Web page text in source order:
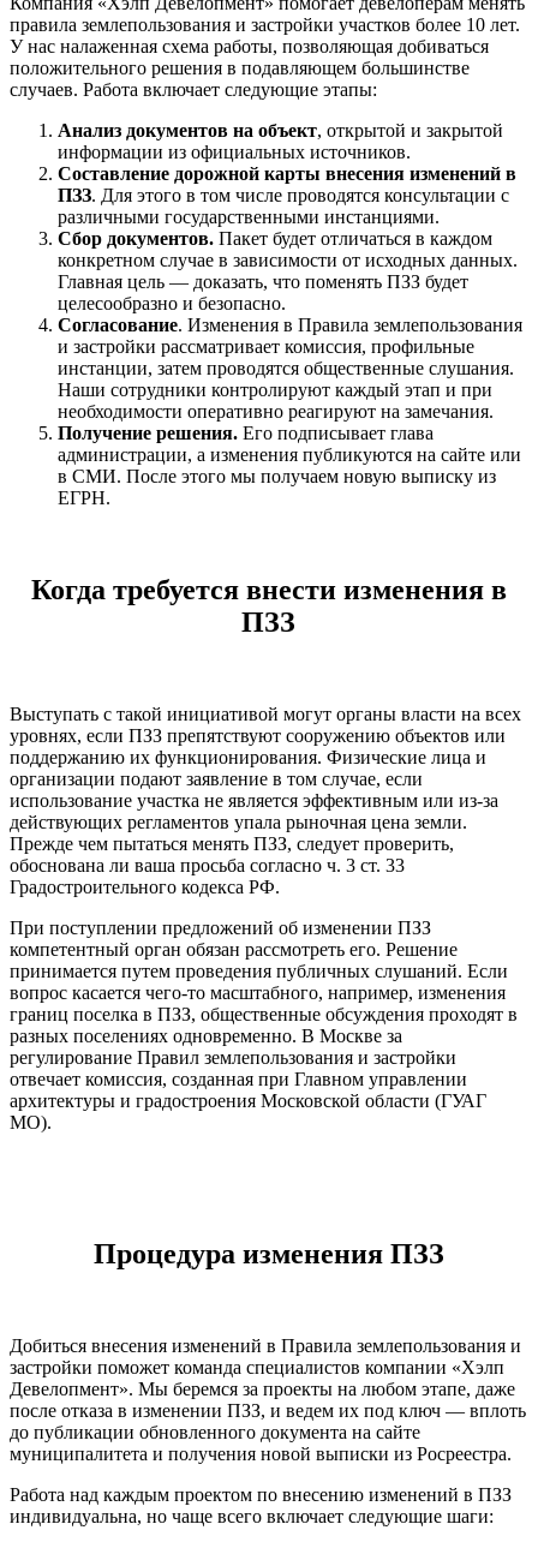
правила землепользования и застройки участков более 10 лет.
У нас налаженная схема работы, позволяющая добиваться
положительного решения в подавляющем большинстве
случаев. Работа включает следующие этапы:
Анализ документов на объект, открытой и закрытой
информации из официальных источников.
Составление дорожной карты внесения изменений в
ПЗЗ. Для этого в том числе проводятся консультации с
различными государственными инстанциями.
Сбор документов. Пакет будет отличаться в каждом
конкретном случае в зависимости от исходных данных.
Главная цель — доказать, что поменять ПЗЗ будет
целесообразно и безопасно.
Согласование. Изменения в Правила землепользования
и застройки рассматривает комиссия, профильные
инстанции, затем проводятся общественные слушания.
Наши сотрудники контролируют каждый этап и при
необходимости оперативно реагируют на замечания.
Получение решения. Его подписывает глава
администрации, а изменения публикуются на сайте или
в СМИ. После этого мы получаем новую выписку из
ЕГРН.
Когда требуется внести изменения в
ПЗЗ
Выступать с такой инициативой могут органы власти на всех
уровнях, если ПЗЗ препятствуют сооружению объектов или
поддержанию их функционирования. Физические лица и
организации подают заявление в том случае, если
использование участка не является эффективным или из-за
действующих регламентов упала рыночная цена земли.
Прежде чем пытаться менять ПЗЗ, следует проверить,
обоснована ли ваша просьба согласно ч. 3 ст. 33
Градостроительного кодекса РФ.
При поступлении предложений об изменении ПЗЗ
компетентный орган обязан рассмотреть его. Решение
принимается путем проведения публичных слушаний. Если
вопрос касается чего-то масштабного, например, изменения
границ поселка в ПЗЗ, общественные обсуждения проходят в
разных поселениях одновременно. В Москве за
регулирование Правил землепользования и застройки
отвечает комиссия, созданная при Главном управлении
архитектуры и градостроения Московской области (ГУАГ
МО).
Процедура изменения ПЗЗ
Добиться внесения изменений в Правила землепользования и
застройки поможет команда специалистов компании «Хэлп
Девелопмент». Мы беремся за проекты на любом этапе, даже
после отказа в изменении ПЗЗ, и ведем их под ключ — вплоть
до публикации обновленного документа на сайте
муниципалитета и получения новой выписки из Росреестра.
Работа над каждым проектом по внесению изменений в ПЗЗ
индивидуальна, но чаще всего включает следующие шаги: